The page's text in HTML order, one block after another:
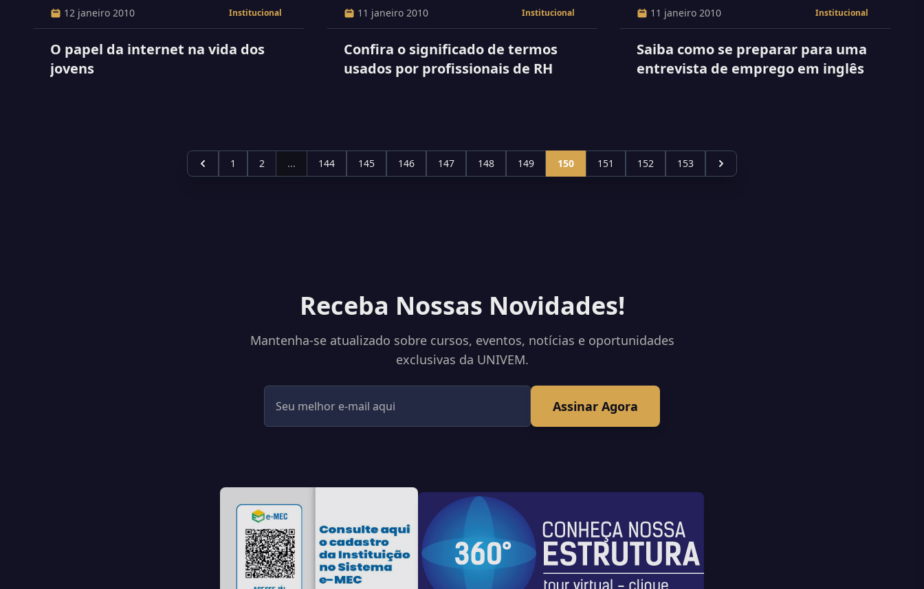
12 janeiro 2010 Institucional
O papel da internet na vida dos
jovens
11 janeiro 2010 Institucional
Confira o significado de termos
usados por profissionais de RH
11 janeiro 2010 Institucional
Saiba como se preparar para uma
entrevista de emprego em inglês
1 2 ... 144 145 146 147 148 149 150 151 152 153
Receba Nossas Novidades!
Mantenha-se atualizado sobre cursos, eventos, notícias e oportunidades
exclusivas da UNIVEM.
Assinar Agora